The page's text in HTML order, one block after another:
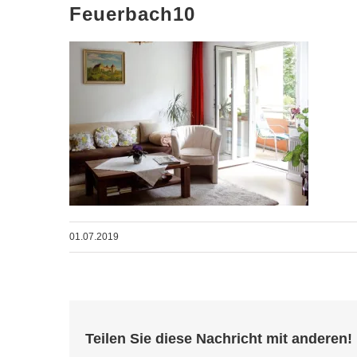
Feuerbach10
01.07.2019
Teilen Sie diese Nachricht mit anderen!